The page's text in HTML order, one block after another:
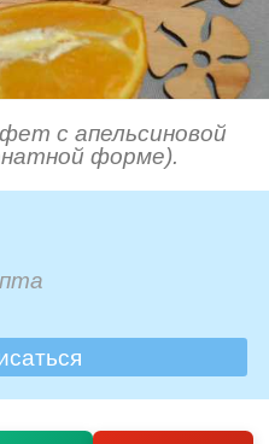
с апельсиновой
форме).